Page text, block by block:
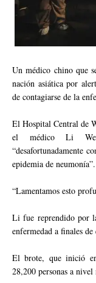
Un médico chino que
nación asiática por
de contagiarse de la
El Hospital Central de
el médico Li
“desafortunadamente
epidemia de neumonía”.
“Lamentamos esto
Li fue reprendido por
enfermedad a finales
El brote, que inició
28,200 personas a